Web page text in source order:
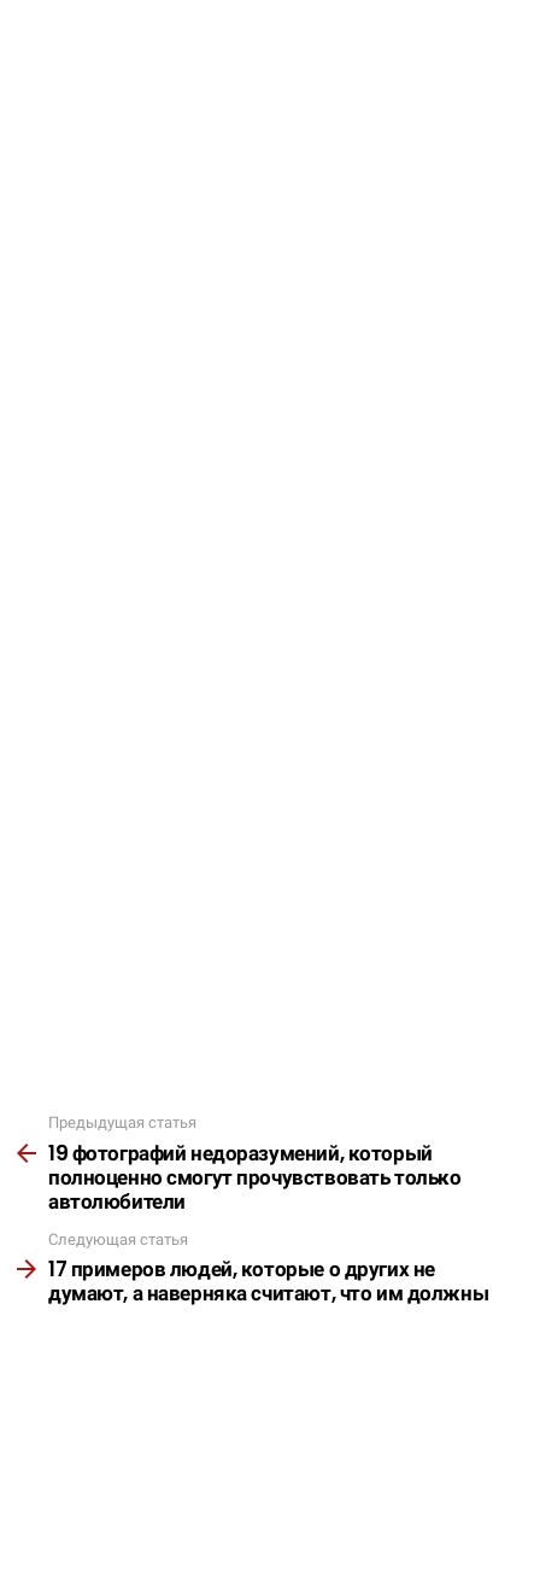
Подробнее
Предыдущая статья
19 фотографий недоразумений, который
полноценно смогут прочувствовать только
автолюбители
Следующая статья
17 примеров людей, которые о других не
думают, а наверняка считают, что им должны